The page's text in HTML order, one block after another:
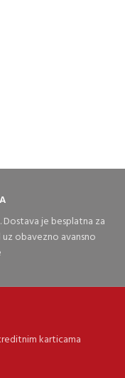
je besplatna za
obavezno avansno
karticama